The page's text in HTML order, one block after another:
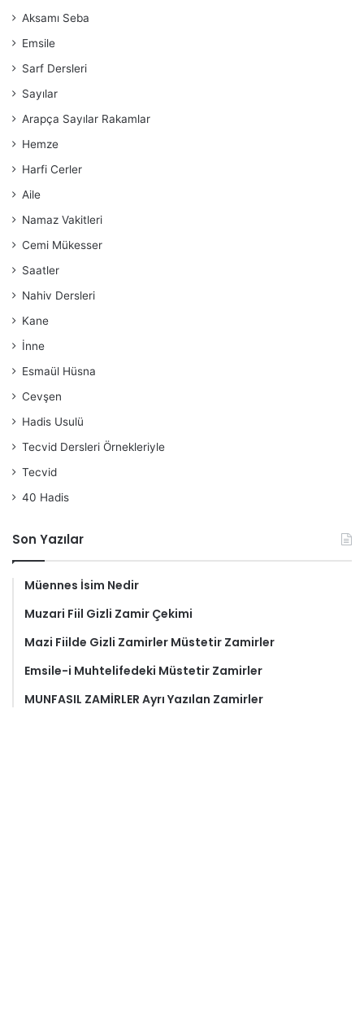
Aksamı Seba
Emsile
Sarf Dersleri
Sayılar
Arapça Sayılar Rakamlar
Hemze
Harfi Cerler
Aile
Namaz Vakitleri
Cemi Mükesser
Saatler
Nahiv Dersleri
Kane
İnne
Esmaül Hüsna
Cevşen
Hadis Usulü
Tecvid Dersleri Örnekleriyle
Tecvid
40 Hadis
Son Yazılar
Müennes İsim Nedir
Muzari Fiil Gizli Zamir Çekimi
Mazi Fiilde Gizli Zamirler Müstetir Zamirler
Emsile-i Muhtelifedeki Müstetir Zamirler
MUNFASIL ZAMİRLER Ayrı Yazılan Zamirler